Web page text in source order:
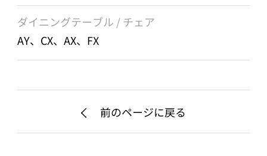
ダイニングテーブル / チェア
AY、CX、AX、FX
前のページに戻る